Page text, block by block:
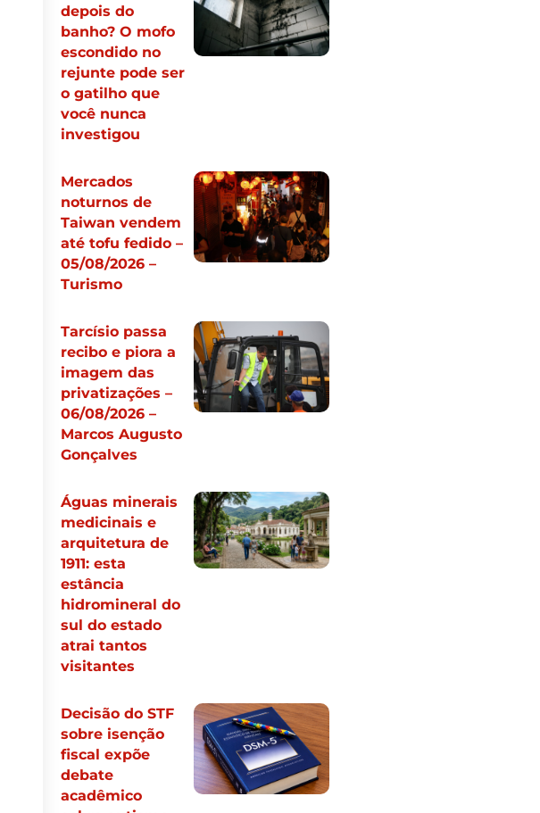
depois do
banho? O mofo
escondido no
rejunte pode ser
o gatilho que
você nunca
investigou
Mercados
noturnos de
Taiwan vendem
até tofu fedido –
05/08/2026 –
Turismo
Tarcísio passa
recibo e piora a
imagem das
privatizações –
06/08/2026 –
Marcos Augusto
Gonçalves
Águas minerais
medicinais e
arquitetura de
1911: esta
estância
hidromineral do
sul do estado
atrai tantos
visitantes
Decisão do STF
sobre isenção
fiscal expõe
debate
acadêmico